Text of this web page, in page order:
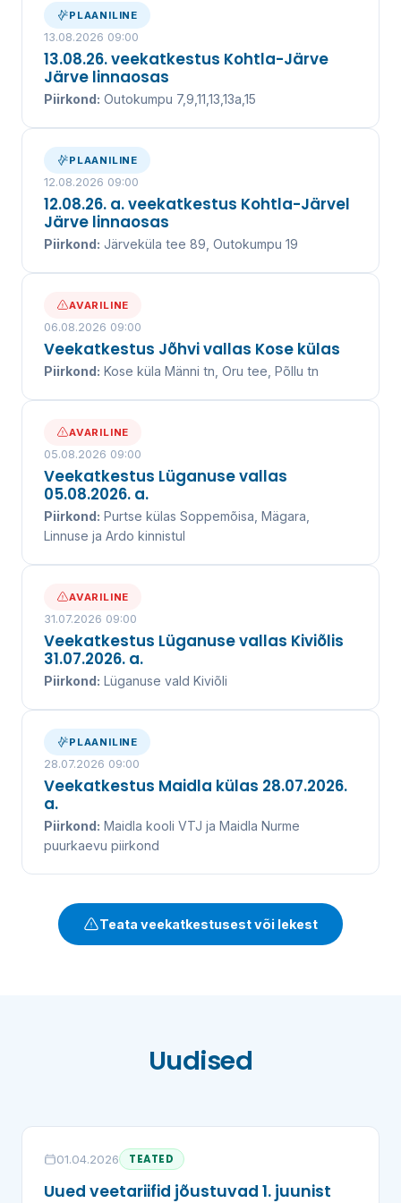
kanalisatsiooniteenuse juba üle 20 aasta.
VEEKATKESTUSED
PLAANILINE
13.08.2026 09:00
13.08.26. veekatkestus Kohtla-Järve
Järve linnaosas
Piirkond: Outokumpu 7,9,11,13,13a,15
PLAANILINE
12.08.2026 09:00
12.08.26. a. veekatkestus Kohtla-Järvel
Järve linnaosas
Piirkond: Järveküla tee 89, Outokumpu 19
AVARILINE
06.08.2026 09:00
Veekatkestus Jõhvi vallas Kose külas
Piirkond: Kose küla Männi tn, Oru tee, Põllu tn
AVARILINE
05.08.2026 09:00
Veekatkestus Lüganuse vallas
05.08.2026. a.
Piirkond: Purtse külas Soppemõisa, Mägara,
Linnuse ja Ardo kinnistul
AVARILINE
31.07.2026 09:00
Veekatkestus Lüganuse vallas Kiviõlis
31.07.2026. a.
Piirkond: Lüganuse vald Kiviõli
PLAANILINE
28.07.2026 09:00
Veekatkestus Maidla külas 28.07.2026.
a.
Piirkond: Maidla kooli VTJ ja Maidla Nurme
puurkaevu piirkond
Teata veekatkestusest või lekest
Uudised
01.04.2026 TEATED
Uued veetariifid jõustuvad 1. juunist